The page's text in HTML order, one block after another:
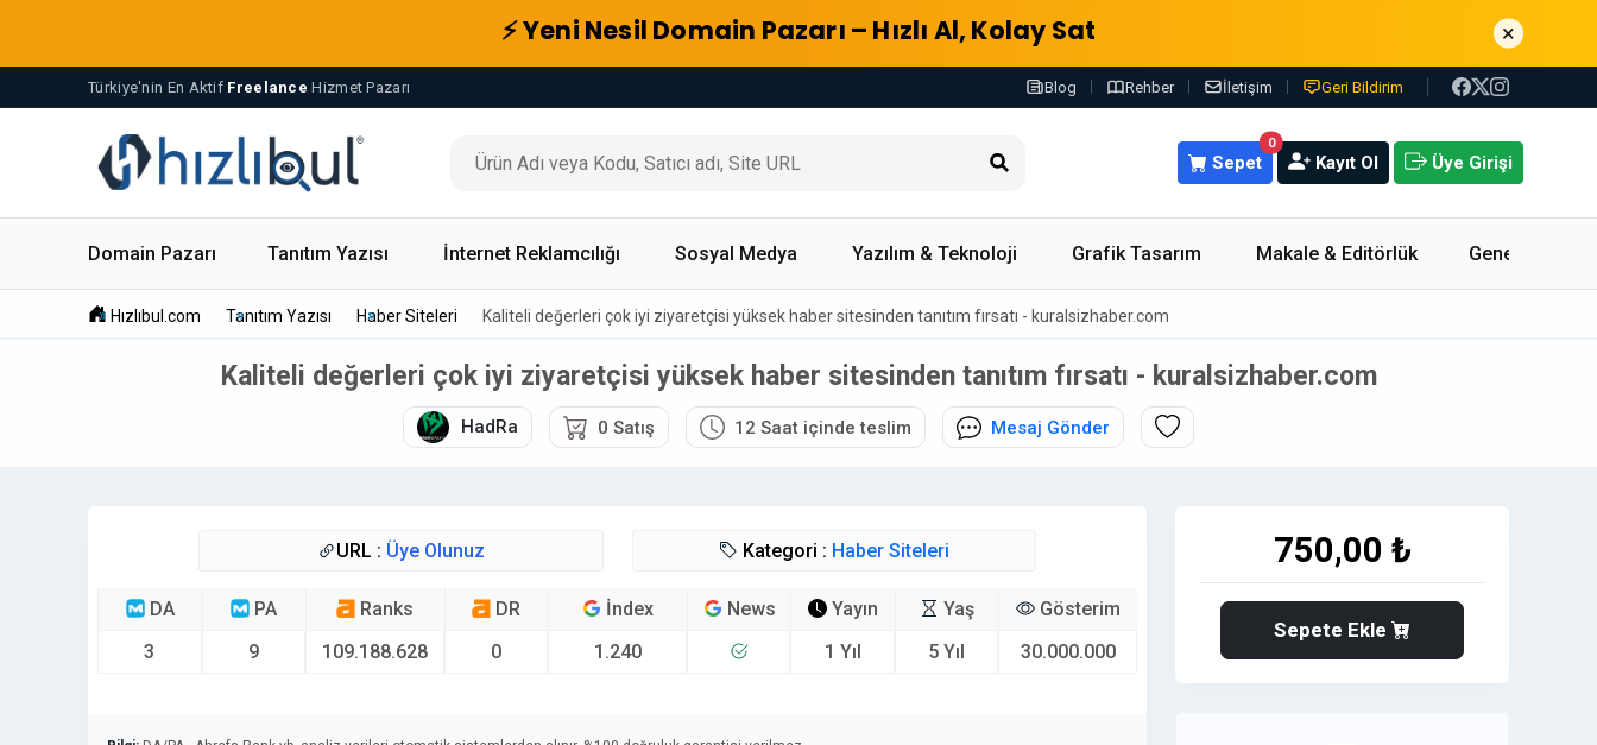
⚡ Yeni Nesil Domain Pazarı – Hızlı Al, Kolay Sat ×
Türkiye'nin En Aktif Freelance Hizmet Pazarı Blog Rehber İletişim Geri Bildirim
0
Sepet Kayıt Ol Üye Girişi
Domain Pazarı Tanıtım Yazısı İnternet Reklamcılığı Sosyal Medya Yazılım & Teknoloji Grafik Tasarım Makale & Editörlük Genel
Hızlıbul.com Tanıtım Yazısı Haber Siteleri Kaliteli değerleri çok iyi ziyaretçisi yüksek haber sitesinden tanıtım fırsatı - kuralsizhaber.com
Kaliteli değerleri çok iyi ziyaretçisi yüksek haber sitesinden tanıtım fırsatı - kuralsizhaber.com
HadRa 0 Satış 12 Saat içinde teslim Mesaj Gönder
URL : Üye Olunuz Kategori : Haber Siteleri
DA
3
PA
9
Ranks
109.188.628
DR
0
İndex
1.240
News
Yayın
1 Yıl
Yaş
5 Yıl
Gösterim
30.000.000
750,00 ₺
Sepete Ekle